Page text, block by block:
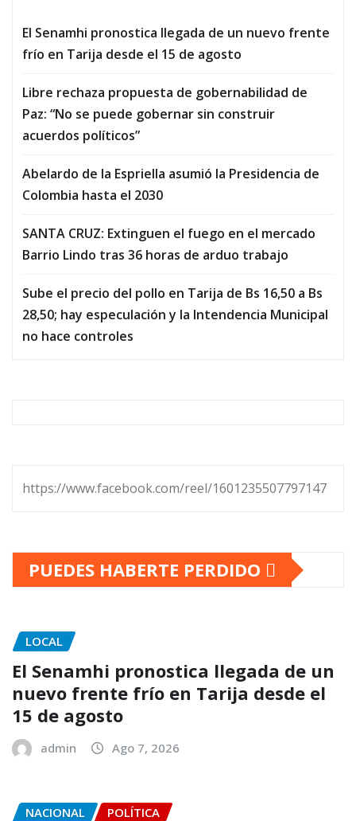
El Senamhi pronostica llegada de un nuevo frente
frío en Tarija desde el 15 de agosto
Libre rechaza propuesta de gobernabilidad de
Paz: “No se puede gobernar sin construir
acuerdos políticos”
Abelardo de la Espriella asumió la Presidencia de
Colombia hasta el 2030
SANTA CRUZ: Extinguen el fuego en el mercado
Barrio Lindo tras 36 horas de arduo trabajo
Sube el precio del pollo en Tarija de Bs 16,50 a Bs
28,50; hay especulación y la Intendencia Municipal
no hace controles
https://www.facebook.com/reel/1601235507797147
PUEDES HABERTE PERDIDO
LOCAL
El Senamhi pronostica llegada de un
nuevo frente frío en Tarija desde el
15 de agosto
admin Ago 7, 2026
NACIONAL POLÍTICA